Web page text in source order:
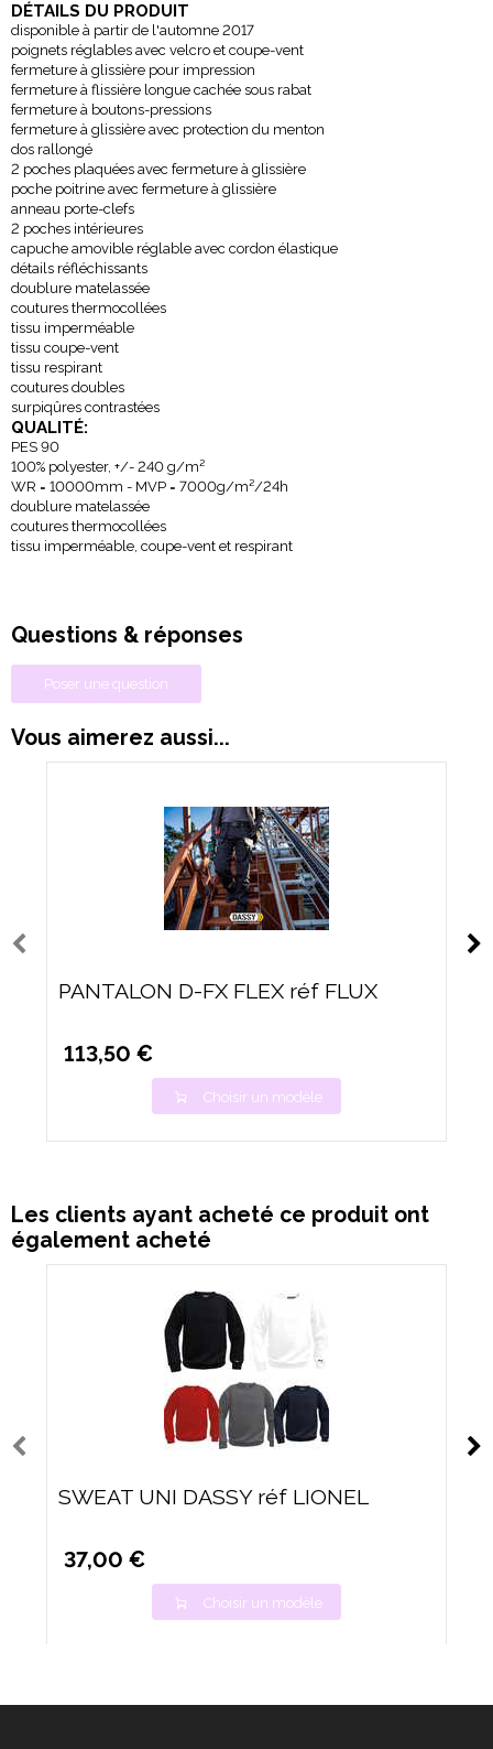
DÉTAILS DU PRODUIT
disponible à partir de l'automne 2017
poignets réglables avec velcro et coupe-vent
fermeture à glissière pour impression
fermeture à flissière longue cachée sous rabat
fermeture à boutons-pressions
fermeture à glissière avec protection du menton
dos rallongé
2 poches plaquées avec fermeture à glissière
poche poitrine avec fermeture à glissière
anneau porte-clefs
2 poches intérieures
capuche amovible réglable avec cordon élastique
détails réfléchissants
doublure matelassée
coutures thermocollées
tissu imperméable
tissu coupe-vent
tissu respirant
coutures doubles
surpiqûres contrastées
QUALITÉ:
PES 90
100% polyester, +/- 240 g/m²
WR = 10000mm - MVP = 7000g/m²/24h
doublure matelassée
coutures thermocollées
tissu imperméable, coupe-vent et respirant
Questions & réponses
Poser une question
Vous aimerez aussi...
PANTALON D-FX FLEX réf FLUX
113,50 €
Choisir un modèle
Les clients ayant acheté ce produit ont
également acheté
SWEAT UNI DASSY réf LIONEL
37,00 €
Choisir un modèle